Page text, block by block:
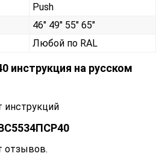
Push
46" 49" 55" 65"
Любой по RAL
инструкция на русском
инструкций
отзывов.